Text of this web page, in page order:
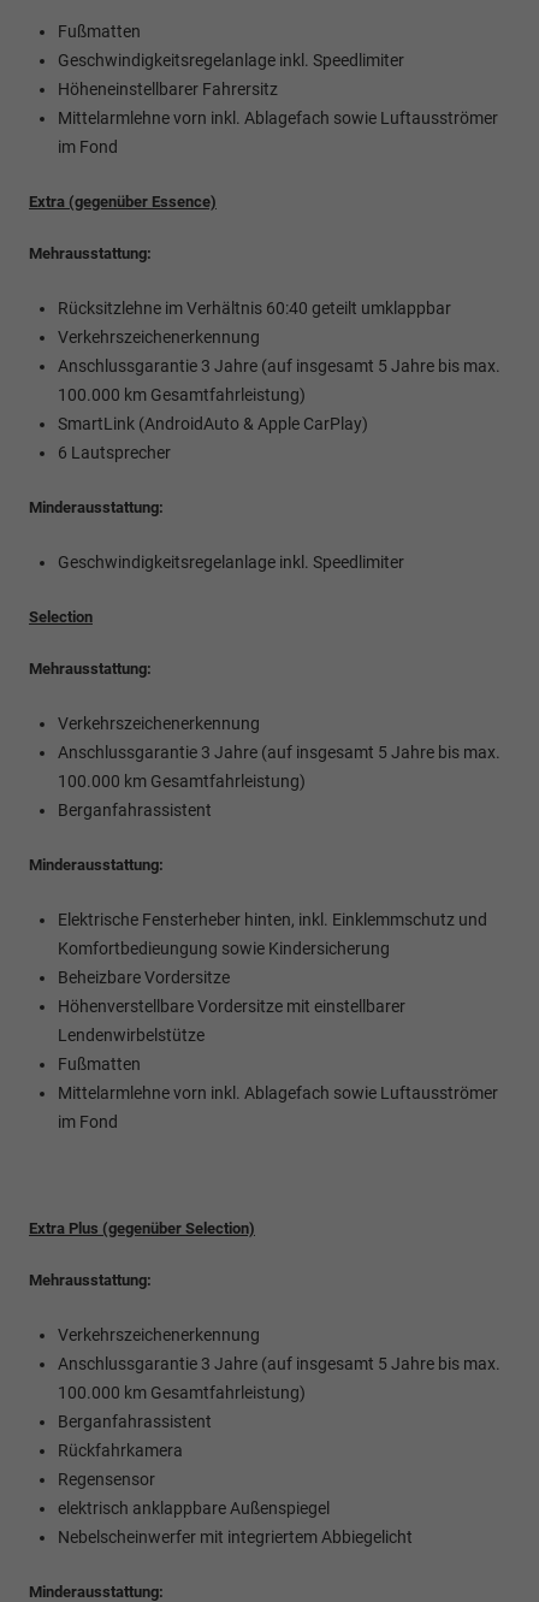
Fußmatten
Geschwindigkeitsregelanlage inkl. Speedlimiter
Höheneinstellbarer Fahrersitz
Mittelarmlehne vorn inkl. Ablagefach sowie Luftausströmer
im Fond
Extra (gegenüber Essence)
Mehrausstattung:
Rücksitzlehne im Verhältnis 60:40 geteilt umklappbar
Verkehrszeichenerkennung
Anschlussgarantie 3 Jahre (auf insgesamt 5 Jahre bis max.
100.000 km Gesamtfahrleistung)
SmartLink (AndroidAuto & Apple CarPlay)
6 Lautsprecher
Minderausstattung:
Geschwindigkeitsregelanlage inkl. Speedlimiter
Selection
Mehrausstattung:
Verkehrszeichenerkennung
Anschlussgarantie 3 Jahre (auf insgesamt 5 Jahre bis max.
100.000 km Gesamtfahrleistung)
Berganfahrassistent
Minderausstattung:
Elektrische Fensterheber hinten, inkl. Einklemmschutz und
Komfortbedieungung sowie Kindersicherung
Beheizbare Vordersitze
Höhenverstellbare Vordersitze mit einstellbarer
Lendenwirbelstütze
Fußmatten
Mittelarmlehnevorn inkl. Ablagefach sowie Luftausströmer
im Fond
Extra Plus (gegenüber Selection)
Mehrausstattung:
Verkehrszeichenerkennung
Anschlussgarantie 3 Jahre (auf insgesamt 5 Jahre bis max.
100.000 km Gesamtfahrleistung)
Berganfahrassistent
Rückfahrkamera
Regensensor
elektrisch anklappbare Außenspiegel
Nebelscheinwerfer mit integriertem Abbiegelicht
Minderausstattung: